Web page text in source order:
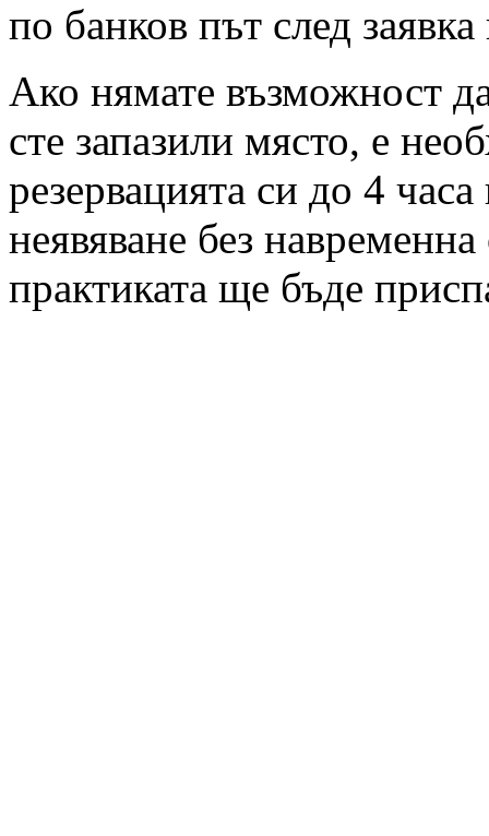
по банков път след
Ако нямате възможност
сте запазили място, е
резервацията си до 4
неявяване без
практиката ще бъде